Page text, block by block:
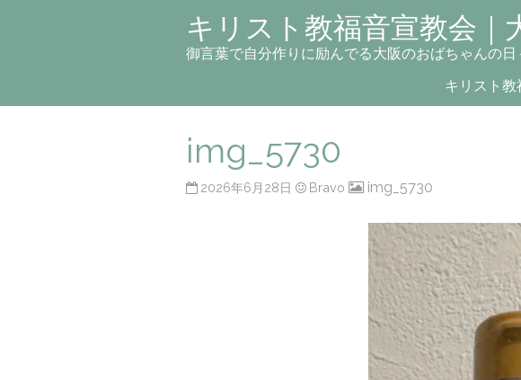
キリスト教福音宣教会
御言葉で自分作りに励んでる大阪のおばちゃんの日
キリスト教
img_5730
2026年6月28日 Bravo img_5730